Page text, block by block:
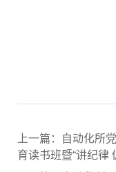
上一篇：自动化所
育读书班暨“讲纪律